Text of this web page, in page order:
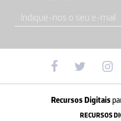
Recursos Digitais
RECURSOS